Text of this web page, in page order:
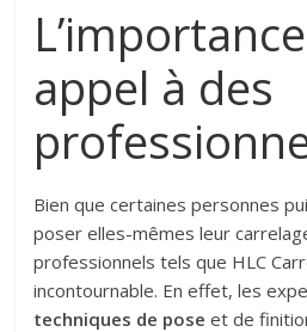
appel à des
Bien que certaines personnes
poser elles-mêmes leur
professionnels tels que HLC
incontournable. En effet, les
techniques de pose et de